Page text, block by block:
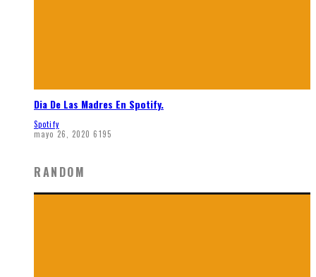
Dia De Las Madres En Spotify.
Spotify
mayo 26, 2020 6195
RANDOM